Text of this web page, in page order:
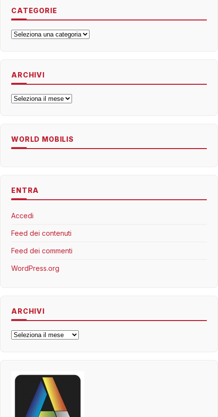
CATEGORIE
Categorie
ARCHIVI
Archivi
WORLD MOBILIS
ENTRA
Accedi
Feed dei contenuti
Feed dei commenti
WordPress.org
ARCHIVI
Archivi